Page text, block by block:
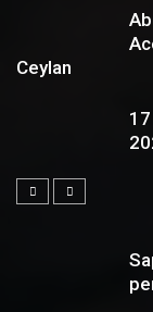
Ceylan